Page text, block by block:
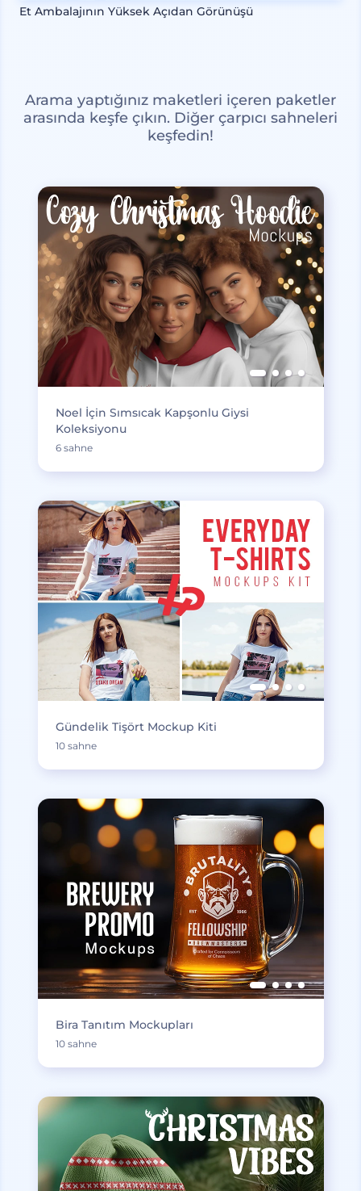
Et Ambalajının Yüksek Açıdan Görünüşü
Arama yaptığınız maketleri içeren paketler
arasında keşfe çıkın. Diğer çarpıcı sahneleri
keşfedin!
Noel İçin Sımsıcak Kapşonlu Giysi
Koleksiyonu
6 sahne
Gündelik Tişört Mockup Kiti
10 sahne
Bira Tanıtım Mockupları
10 sahne